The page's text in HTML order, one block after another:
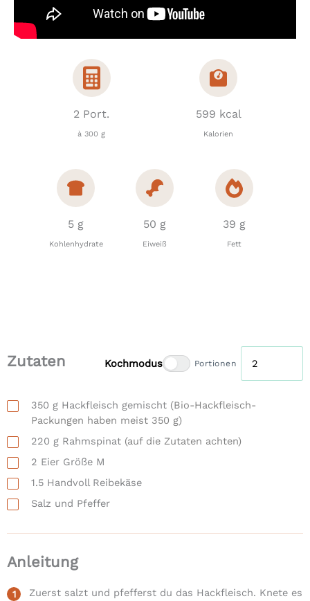
2 Port.
à 300 g
599 kcal
Kalorien
5 g
Kohlenhydrate
50 g
Eiweiß
39 g
Fett
Zutaten Kochmodus Portionen
350 g Hackfleisch gemischt (Bio-Hackfleisch-
Packungen haben meist 350 g)
220 g Rahmspinat (auf die Zutaten achten)
2 Eier Größe M
1.5 HandvollReibekäse
Salz und Pfeffer
Anleitung
Zuerst salzt und pfefferst du das Hackfleisch. Knete es